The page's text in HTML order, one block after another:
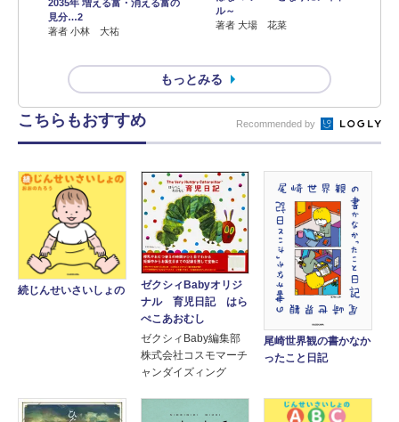
2035年 増える富・消える富の
見分…2
著者 小林 大祐
ル～
著者 大場 花菜
もっとみる
こちらもおすすめ Recommended by
続じんせいさいしょの
ゼクシィBabyオリジ
ナル 育児日記 はら
ぺこあおむし
ゼクシィBaby編集部
株式会社コスモマーチ
ャンダイズィング
尾崎世界観の書かなか
ったこと日記